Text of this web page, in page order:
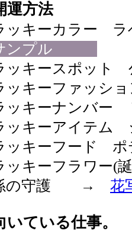
運方法
キーカラー ラ
ンプル
キースポット
キーファッシ
キーナンバー
キーアイテム
キーフード ポ
キーフラワー(
の守護 → 花
いている仕事。